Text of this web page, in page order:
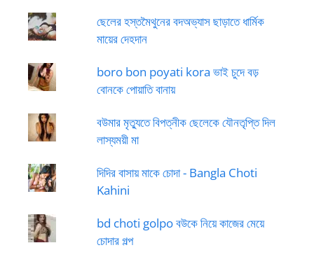
ছেলের হস্তমৈথুনের বদঅভ্যাস ছাড়াতে ধার্মিক
মায়ের দেহদান
boro bon poyati kora ভাই চুদে বড়
বোনকে পোয়াতি বানায়
বউমার মৃত্যুতে বিপত্নীক ছেলেকে যৌনতৃপ্তি দিল
লাস্যময়ী মা
দিদির বাসায় মাকে চোদা - Bangla Choti
Kahini
bd choti golpo বউকে নিয়ে কাজের মেয়ে
চোদার গল্প